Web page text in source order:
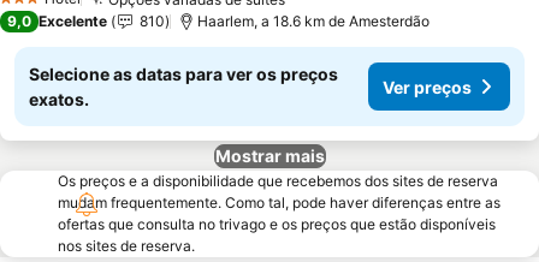
3 Estrelas
9,0 Excelente 810 Haarlem, a 18.6 km de Amesterdão
Selecione as datas para ver os preços
exatos.
Ver preços
Mostrar mais
Os preços e a disponibilidade que recebemos dos sites de reserva
mudam frequentemente. Como tal, pode haver diferenças entre as
ofertas que consulta no trivago e os preços que estão disponíveis
nos sites de reserva.